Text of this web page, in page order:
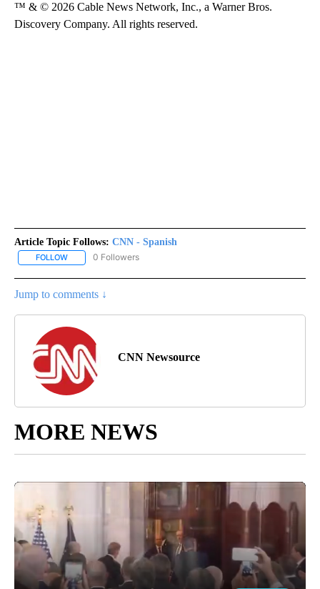
™ & © 2026 Cable News Network, Inc., a Warner Bros.
Discovery Company. All rights reserved.
Article Topic Follows: CNN - Spanish
FOLLOW FOLLOW "CNN - SPANISH" TO RECEIVE NOTIFICATIONS ABOUT
0 Followers
Jump to comments ↓
CNN Newsource
MORE NEWS